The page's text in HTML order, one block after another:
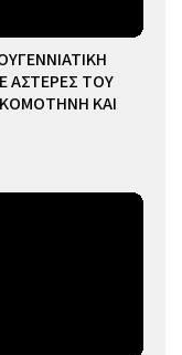
ΑΣΤΕΡΕΣ ΤΟΥ
ΚΑΙ